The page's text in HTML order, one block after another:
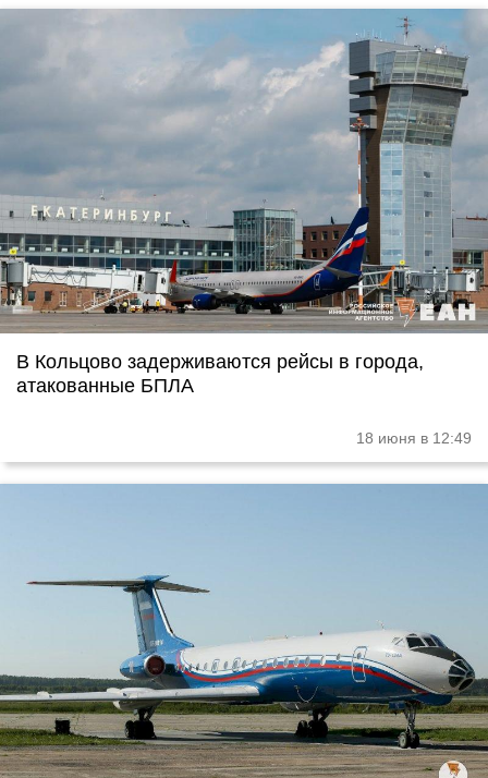
В Кольцово задерживаются рейсы в города,
атакованные БПЛА
18 июня в 12:49